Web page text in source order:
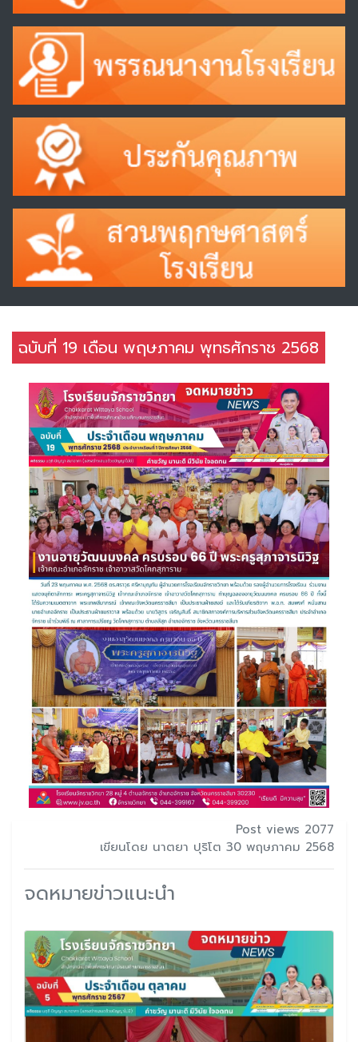
ฉบับที่ 19 เดือน พฤษภาคม พุทธศักราช 2568
Post views 2077
เขียนโดย นาตยา ปุริโต 30 พฤษภาคม 2568
จดหมายข่าวแนะนำ